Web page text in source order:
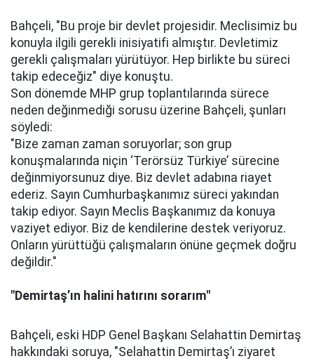
Bahçeli, "Bu proje bir devlet projesidir. Meclisimiz bu
konuyla ilgili gerekli inisiyatifi almıştır. Devletimiz
gerekli çalışmaları yürütüyor. Hep birlikte bu süreci
takip edeceğiz" diye konuştu.
Son dönemde MHP grup toplantılarında sürece
neden değinmediği sorusu üzerine Bahçeli, şunları
söyledi:
"Bize zaman zaman soruyorlar; son grup
konuşmalarında niçin ‘Terörsüz Türkiye’ sürecine
değinmiyorsunuz diye. Biz devlet adabına riayet
ederiz. Sayın Cumhurbaşkanımız süreci yakından
takip ediyor. Sayın Meclis Başkanımız da konuya
vaziyet ediyor. Biz de kendilerine destek veriyoruz.
Onların yürüttüğü çalışmaların önüne geçmek doğru
değildir."
"Demirtaş’ın halini hatırını sorarım"
Bahçeli, eski HDP Genel Başkanı Selahattin Demirtaş
hakkındaki soruya, "Selahattin Demirtaş’ı ziyaret